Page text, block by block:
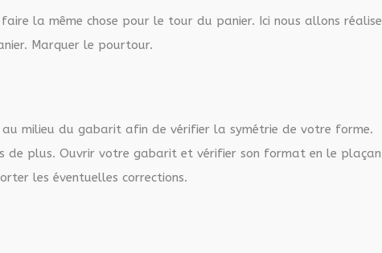
la même chose pour le tour du panier. Ici nous allons
Marquer le pourtour.
milieu du gabarit afin de vérifier la symétrie de votre forme.
de plus. Ouvrir votre gabarit et vérifier son format en le
les éventuelles corrections.